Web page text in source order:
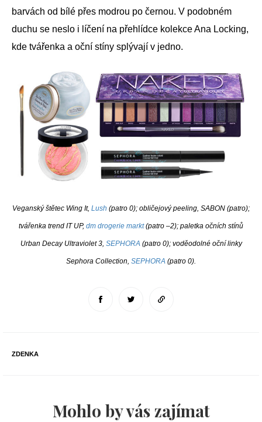
barvách od bílé přes modrou po černou. V podobném
duchu se neslo i líčení na přehlídce kolekce Ana Locking,
kde tvářenka a oční stíny splývají v jedno.
Veganský štětec Wing It, Lush (patro 0); obličejový peeling, SABON (patro);
tvářenka trend IT UP, dm drogerie markt(patro –2); paletka očních stínů
Urban Decay Ultraviolet 3, SEPHORA (patro 0); voděodolné oční linky
Sephora Collection, SEPHORA (patro 0).
ZDENKA
Mohlo by vás zajímat